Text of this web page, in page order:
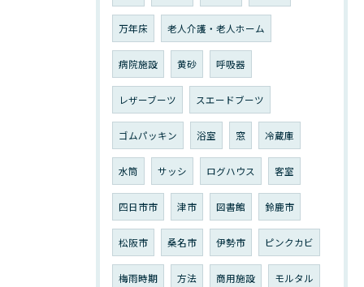
万年床 老人介護・老人ホーム
病院施設 黄砂 呼吸器
レザーブーツ スエードブーツ
ゴムパッキン 浴室 窓 冷蔵庫
水筒 サッシ ログハウス 客室
四日市市 津市 図書館 鈴鹿市
松阪市 桑名市 伊勢市 ピンクカビ
梅雨時期 方法 商用施設 モルタル